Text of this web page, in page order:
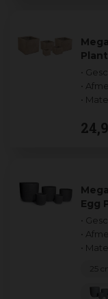
28
•
•
•
24,
Egg
•
•
•
25